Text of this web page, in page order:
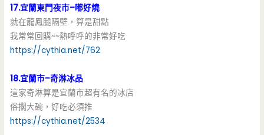
17.宜蘭東門夜市–嘟好燒
就在龍鳳腿隔壁，算是甜點
我常常回購~~熱呼呼的非常好吃
https://cythia.net/762
18.宜蘭市–奇淋冰品
這家奇淋算是宜蘭市超有名的冰店
俗擱大碗，好吃必須推
https://cythia.net/2534